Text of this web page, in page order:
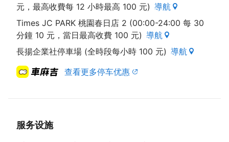
元，最高收費每 12 小時最高 100 元) 導航
Times JC PARK 桃園春日店 2 (00:00-24:00 每 30
分鐘 10 元，當日最高收費 100 元) 導航
長揚企業社停車場 (全時段每小時 100 元) 導航
查看更多停车优惠
服务设施